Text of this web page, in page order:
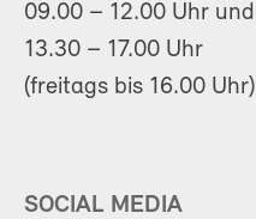
09.00 – 12.00 Uhr und
13.30 – 17.00 Uhr
(freitags bis 16.00 Uhr)
SOCIAL MEDIA